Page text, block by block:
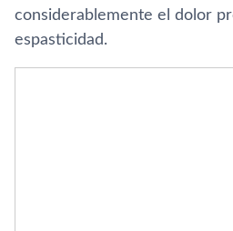
considerablemente el dolor
espasticidad.